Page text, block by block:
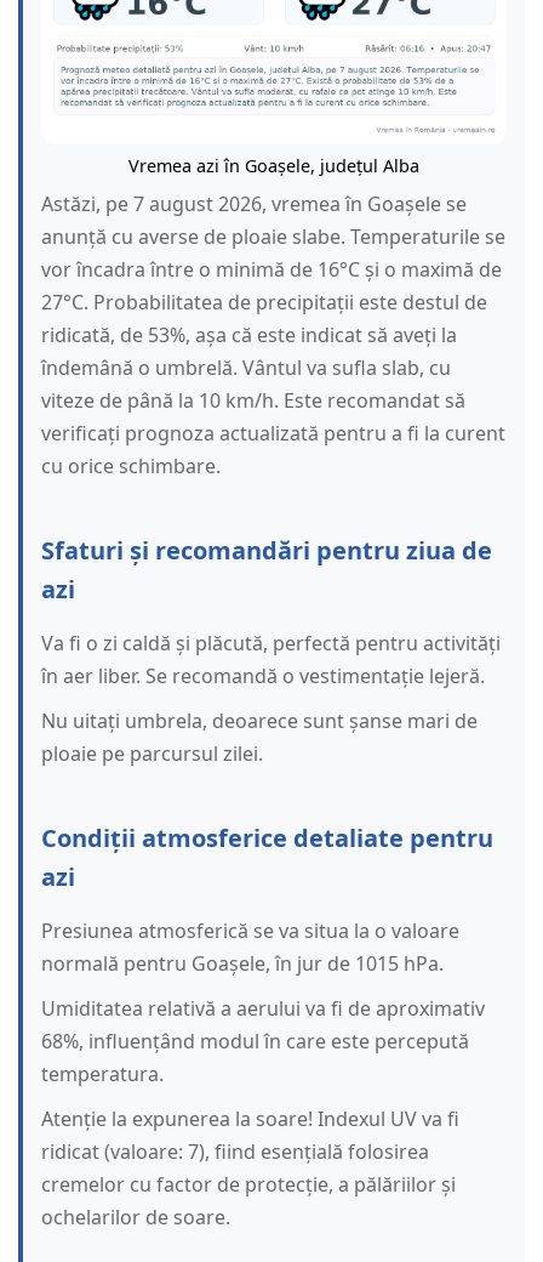
Vremea azi în Goașele, județul Alba
Astăzi, pe 7 august 2026, vremea în Goașele se
anunță cu averse de ploaie slabe. Temperaturile se
vor încadra între o minimă de 16°C și o maximă de
27°C. Probabilitatea de precipitații este destul de
ridicată, de 53%, așa că este indicat să aveți la
îndemână o umbrelă. Vântul va sufla slab, cu
viteze de până la 10 km/h. Este recomandat să
verificați prognoza actualizată pentru a fi la curent
cu orice schimbare.
Sfaturi și recomandări pentru ziua de
azi
Va fi o zi caldă și plăcută, perfectă pentru activități
în aer liber. Se recomandă o vestimentație lejeră.
Nu uitați umbrela, deoarece sunt șanse mari de
ploaie pe parcursul zilei.
Condiții atmosferice detaliate pentru
azi
Presiunea atmosferică se va situa la o valoare
normală pentru Goașele, în jur de 1015 hPa.
Umiditatea relativă a aerului va fi de aproximativ
68%, influențând modul în care este percepută
temperatura.
Atenție la expunerea la soare! Indexul UV va fi
ridicat (valoare: 7), fiind esențială folosirea
cremelor cu factor de protecție, a pălăriilor și
ochelarilor de soare.